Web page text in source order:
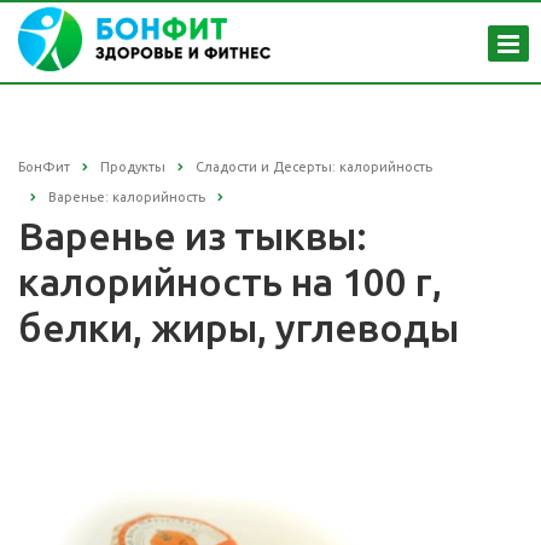
БонФит Продукты Сладости и Десерты: калорийность
Варенье: калорийность
Варенье из тыквы:
калорийность на 100 г,
белки, жиры, углеводы